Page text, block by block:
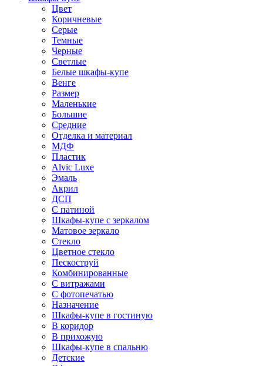
Цвет
Коричневые
Серые
Темные
Черные
Светлые
Белые шкафы-купе
Венге
Размер
Маленькие
Большие
Средние
Отделка и материал
МДФ
Пластик
Alvic Luxe
Эмаль
Акрил
ДСП
С патиной
Шкафы-купе с зеркалом
Матовое зеркало
Стекло
Цветное стекло
Пескоструй
Комбинированные
С витражами
С фотопечатью
Назначение
Шкафы-купе в гостиную
В коридор
В прихожую
Шкафы-купе в спальню
Детские